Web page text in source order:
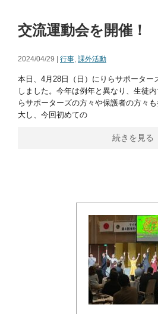
交流運動会を開催！
2024/04/29 | 行事, 課外活動
本日、4月28日（日）にりらサポーター
しました。今年は例年と異なり、生徒
らサポーターズの方々や保護者の方々
大し、今回初めての
続きを見る